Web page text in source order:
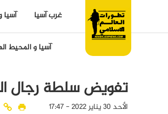
غرب آسيا
آسيا و المحيط
تفويض سلطة رجال
الأحد 30 يناير 2022 - 17:47